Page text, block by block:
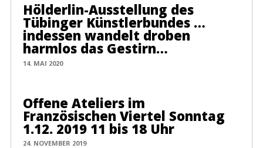
Hölderlin-Ausstellung des
Tübinger Künstlerbundes …
indessen wandelt droben
harmlos das Gestirn…
14. MAI 2020
Offene Ateliers im
Französischen Viertel Sonntag
1.12. 2019 11 bis 18 Uhr
24. NOVEMBER 2019